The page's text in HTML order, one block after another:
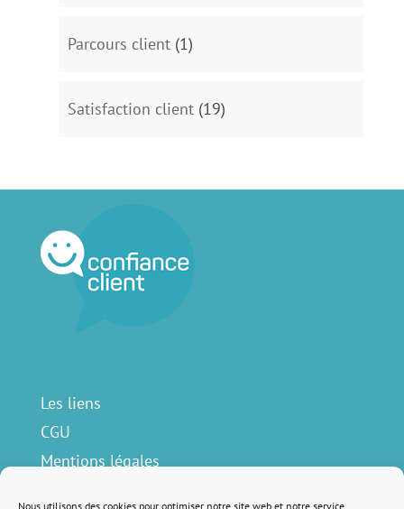
Nous utilisons des cookies pour optimiser notre site web et notre service.
Parcours client(1)
Satisfaction client(19)
Les liens
CGU
Mentions légales